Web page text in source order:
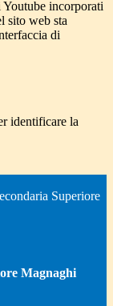
incorporati
sito web sta
di
identificare la
Superiore
Magnaghi